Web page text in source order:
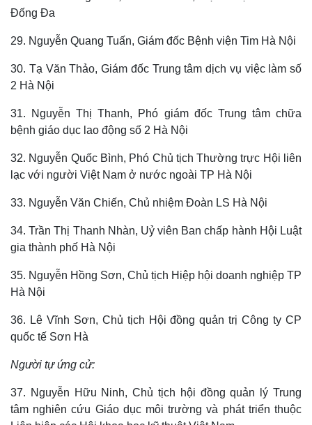
Pháp luật
Vụ án
Tin nóng
Tư vấn luật
Vũ khí
Việt Nam
Phân tích
Đống Đa
29. Nguyễn Quang Tuấn, Giám đốc Bệnh viện Tim Hà Nội
30. Tạ Văn Thảo, Giám đốc Trung tâm dịch vụ việc làm số
2 Hà Nội
31. Nguyễn Thị Thanh, Phó giám đốc Trung tâm chữa
bệnh giáo dục lao động số 2 Hà Nội
32. Nguyễn Quốc Bình, Phó Chủ tịch Thường trực Hội liên
lạc với người Việt Nam ở nước ngoài TP Hà Nội
33. Nguyễn Văn Chiến, Chủ nhiệm Đoàn LS Hà Nội
34. Trần Thị Thanh Nhàn, Uỷ viên Ban chấp hành Hội Luật
gia thành phố Hà Nội
35. Nguyễn Hồng Sơn, Chủ tịch Hiệp hội doanh nghiệp TP
Hà Nội
36. Lê Vĩnh Sơn, Chủ tịch Hội đồng quản trị Công ty CP
quốc tế Sơn Hà
Người tự ứng cử:
37. Nguyễn Hữu Ninh, Chủ tịch hội đồng quản lý Trung
tâm nghiên cứu Giáo dục môi trường và phát triển thuộc